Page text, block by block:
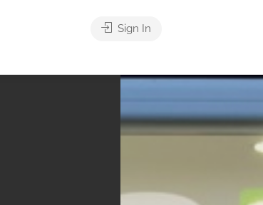
Sign In